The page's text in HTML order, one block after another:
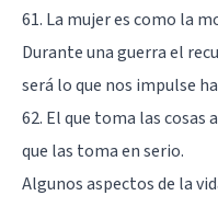
61. La mujer es como la
Durante una guerra el
será lo que nos impulse
62. El que toma las cosas
que las toma en serio.
Algunos aspectos de la